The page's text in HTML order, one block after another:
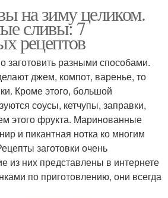
на зиму целиком.
сливы: 7
рецептов
разными способами.
джем, компот, варенье, то
Кроме этого, большой
соусы, кетчупы, заправки,
этого фрукта. Маринованные
и пикантная нотка ко многим
заготовки очень
из них представлены в интернете
по приготовлению, они всегда